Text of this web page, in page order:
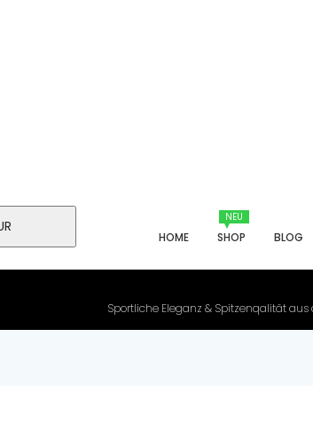
HOME
NEU
SHOP BLOG
Sportliche Eleganz & Spitzenqalität aus